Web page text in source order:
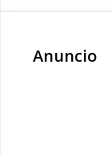
Anuncio